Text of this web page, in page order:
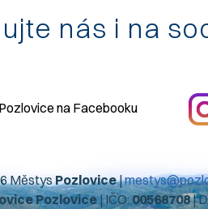
nás i na
Pozlovice na Facebooku
MěstysPozlovice|
Pozlovice| IČO:00568708|